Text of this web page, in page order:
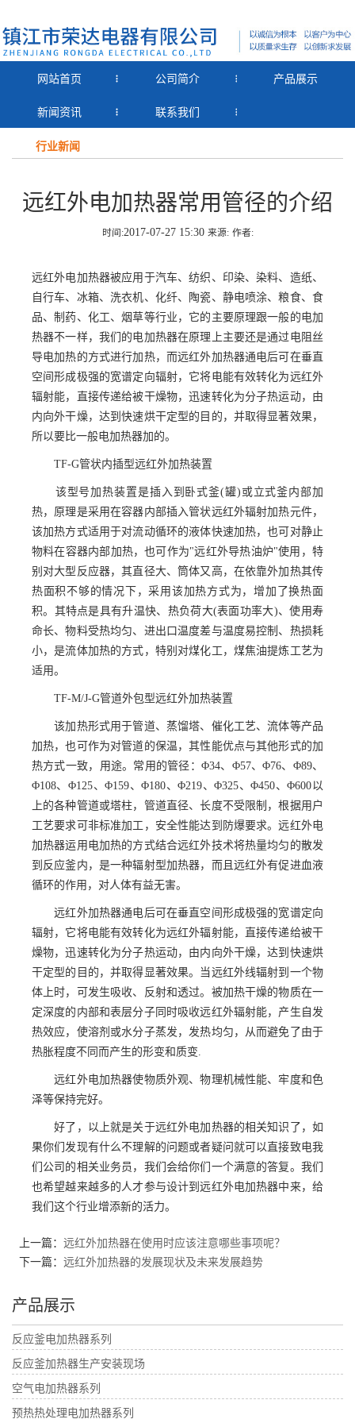
网站首页 公司简介 产品展示
新闻资讯 联系我们
行业新闻
远红外电加热器常用管径的介绍
时间:2017-07-27 15:30 来源: 作者:
远红外电加热器被应用于汽车、纺织、印染、染料、造纸、
自行车、冰箱、洗衣机、化纤、陶瓷、静电喷涂、粮食、食
品、制药、化工、烟草等行业，它的主要原理跟一般的电加
热器不一样，我们的电加热器在原理上主要还是通过电阻丝
导电加热的方式进行加热，而远红外加热器通电后可在垂直
空间形成极强的宽谱定向辐射，它将电能有效转化为远红外
辐射能，直接传递给被干燥物，迅速转化为分子热运动，由
内向外干燥，达到快速烘干定型的目的，并取得显著效果，
所以要比一般电加热器加的。
TF-G管状内插型远红外加热装置
该型号加热装置是插入到卧式釜(罐)或立式釜内部加
热，原理是采用在容器内部插入管状远红外辐射加热元件，
该加热方式适用于对流动循环的液体快速加热，也可对静止
物料在容器内部加热，也可作为"远红外导热油炉"使用，特
别对大型反应器，其直径大、筒体又高，在依靠外加热其传
热面积不够的情况下，采用该加热方式为，增加了换热面
积。其特点是具有升温快、热负荷大(表面功率大)、使用寿
命长、物料受热均匀、进出口温度差与温度易控制、热损耗
小，是流体加热的方式，特别对煤化工，煤焦油提炼工艺为
适用。
TF-M/J-G管道外包型远红外加热装置
该加热形式用于管道、蒸馏塔、催化工艺、流体等产品
加热，也可作为对管道的保温，其性能优点与其他形式的加
热方式一致，用途。常用的管径：Φ34、Φ57、Φ76、Φ89、
Φ108、Φ125、Φ159、Φ180、Φ219、Φ325、Φ450、Φ600以
上的各种管道或塔柱，管道直径、长度不受限制，根据用户
工艺要求可非标准加工，安全性能达到防爆要求。远红外电
加热器运用电加热的方式结合远红外技术将热量均匀的散发
到反应釜内，是一种辐射型加热器，而且远红外有促进血液
循环的作用，对人体有益无害。
远红外加热器通电后可在垂直空间形成极强的宽谱定向
辐射，它将电能有效转化为远红外辐射能，直接传递给被干
燥物，迅速转化为分子热运动，由内向外干燥，达到快速烘
干定型的目的，并取得显著效果。当远红外线辐射到一个物
体上时，可发生吸收、反射和透过。被加热干燥的物质在一
定深度的内部和表层分子同时吸收远红外辐射能，产生自发
热效应，使溶剂或水分子蒸发，发热均匀，从而避免了由于
热胀程度不同而产生的形变和质变.
远红外电加热器使物质外观、物理机械性能、牢度和色
泽等保持完好。
好了，以上就是关于远红外电加热器的相关知识了，如
果你们发现有什么不理解的问题或者疑问就可以直接致电我
们公司的相关业务员，我们会给你们一个满意的答复。我们
也希望越来越多的人才参与设计到远红外电加热器中来，给
我们这个行业增添新的活力。
上一篇： 远红外加热器在使用时应该注意哪些事项呢？
下一篇： 远红外加热器的发展现状及未来发展趋势
产品展示
反应釜电加热器系列
反应釜加热器生产安装现场
空气电加热器系列
预热热处理电加热器系列